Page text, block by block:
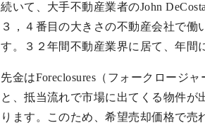
続いて、大手不動産業者のJohn
３，４番目の大きさの不動産会社で
す。３２年間不動産業界に居て、年間
先金はForeclosures（フォークロージ
と、抵当流れで市場に出てくる物件
ります。このため、希望売却価格で